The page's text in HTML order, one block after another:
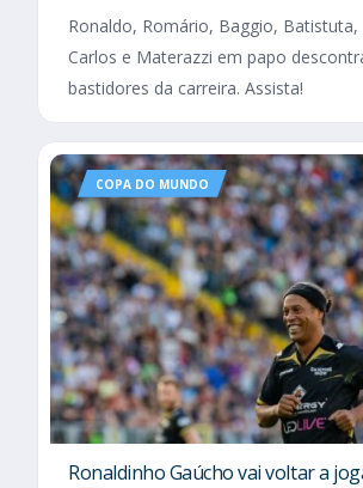
Ronaldo, Romário, Baggio, Batistuta,
Carlos e Materazzi em papo
bastidores da carreira. Assista!
COPA DO MUNDO
Ronaldinho Gaúcho vai voltar a